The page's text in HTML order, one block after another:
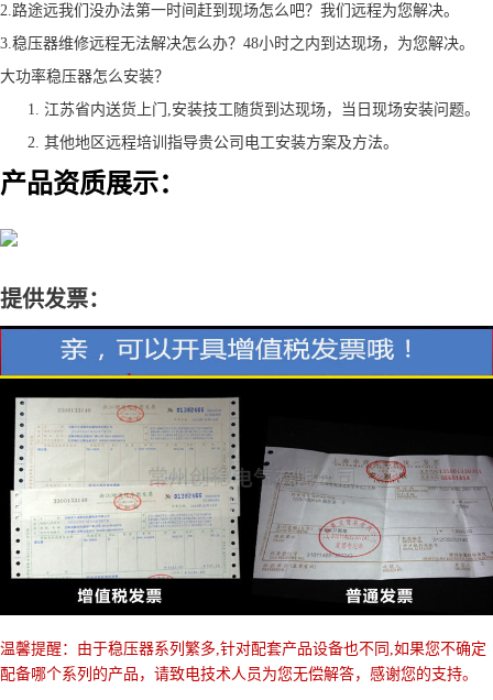
2.路途远我们没办法第一时间赶到现场怎么吧？我们远程为您解决。
3.稳压器维修远程无法解决怎么办？48小时之内到达现场，为您解决。
大功率稳压器怎么安装？
江苏省内送货上门,安装技工随货到达现场，当日现场安装问题。
其他地区远程培训指导贵公司电工安装方案及方法。
产品资质展示：
提供发票：
温馨提醒：由于稳压器系列繁多,针对配套产品设备也不同,如果您不确定
配备哪个系列的产品，请致电技术人员为您无偿解答，感谢您的支持。